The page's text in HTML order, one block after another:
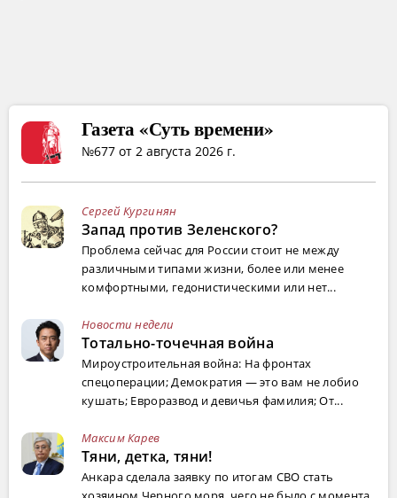
Газета «Суть времени»
№677 от 2 августа 2026 г.
Сергей Кургинян
Запад против Зеленского?
Проблема сейчас для России стоит не между
различными типами жизни, более или менее
комфортными, гедонистическими или нет...
Новости недели
Тотально-точечная война
Мироустроительная война: На фронтах
спецоперации; Демократия — это вам не лобио
кушать; Евроразвод и девичья фамилия; От...
Максим Карев
Тяни, детка, тяни!
Анкара сделала заявку по итогам СВО стать